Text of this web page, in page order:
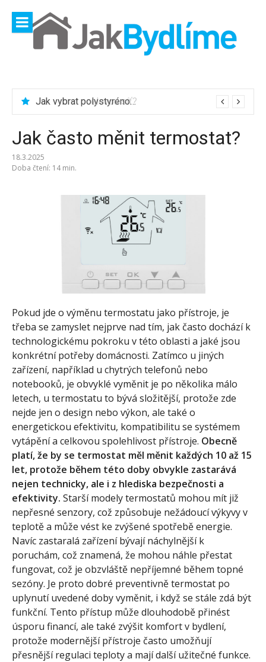
obsah
Jak vybrat ocelovou síť?
Jak často měnit termostat?
18.3.2025
Doba čtení: 14 min.
Pokud jde o výměnu termostatu jako přístroje, je
třeba se zamyslet nejprve nad tím, jak často dochází k
technologickému pokroku v této oblasti a jaké jsou
konkrétní potřeby domácnosti. Zatímco u jiných
zařízení, například u chytrých telefonů nebo
notebooků, je obvyklé vyměnit je po několika málo
letech, u termostatu to bývá složitější, protože zde
nejde jen o design nebo výkon, ale také o
energetickou efektivitu, kompatibilitu se systémem
vytápění a celkovou spolehlivost přístroje. Obecně
platí, že by se termostat měl měnit každých 10 až 15
let, protože během této doby obvykle zastarává
nejen technicky, ale i z hlediska bezpečnosti a
efektivity. Starší modely termostatů mohou mít již
nepřesné senzory, což způsobuje nežádoucí výkyvy v
teplotě a může vést ke zvýšené spotřebě energie.
Navíc zastaralá zařízení bývají náchylnější k
poruchám, což znamená, že mohou náhle přestat
fungovat, což je obzvláště nepříjemné během topné
sezóny. Je proto dobré preventivně termostat po
uplynutí uvedené doby vyměnit, i když se stále zdá být
funkční. Tento přístup může dlouhodobě přinést
úsporu financí, ale také zvýšit komfort v bydlení,
protože modernější přístroje často umožňují
přesnější regulaci teploty a mají další užitečné funkce.